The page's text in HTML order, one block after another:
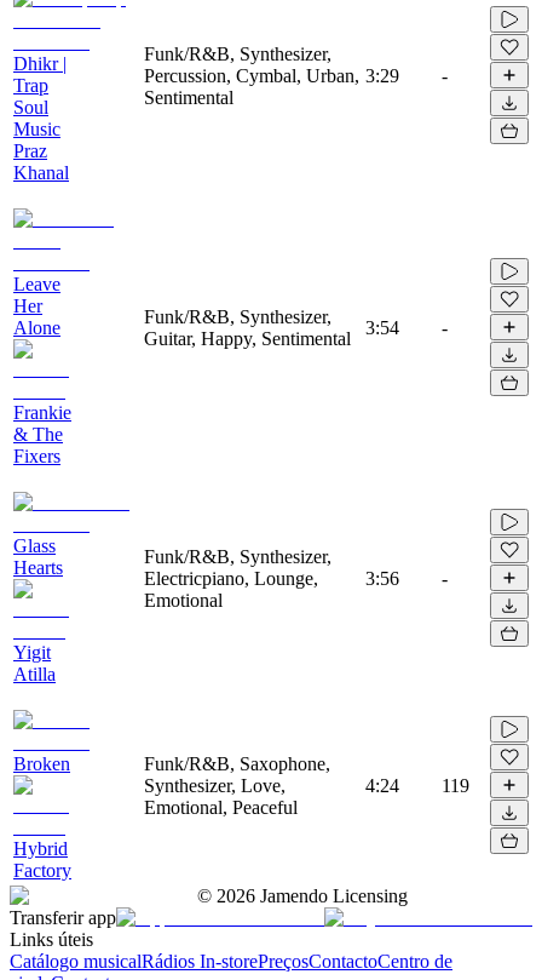
Dhikr |
Trap
Soul
Music
Praz
Khanal
Funk/R&B, Synthesizer,
Percussion, Cymbal, Urban,
Sentimental
3:29 -
Leave
Her
Alone
Frankie
& The
Fixers
Funk/R&B, Synthesizer,
Guitar, Happy, Sentimental
3:54 -
Glass
Hearts
Yigit
Atilla
Funk/R&B, Synthesizer,
Electricpiano, Lounge,
Emotional
3:56 -
Broken
Hybrid
Factory
Funk/R&B, Saxophone,
Synthesizer, Love,
Emotional, Peaceful
4:24 119
© 2026 Jamendo Licensing
Transferir app
Links úteis
Catálogo musicalRádios In-storePreçosContactoCentro de